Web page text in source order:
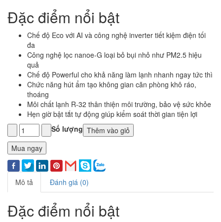
Đặc điểm nổi bật
Chế độ Eco với AI và công nghệ inverter tiết kiệm điện tối
đa
Công nghệ lọc nanoe-G loại bỏ bụi nhỏ như PM2.5 hiệu
quả
Chế độ Powerful cho khả năng làm lạnh nhanh ngay tức thì
Chức năng hút ẩm tạo không gian căn phòng khô ráo,
thoáng
Môi chất lạnh R-32 thân thiện môi trường, bảo vệ sức khỏe
Hẹn giờ bật tắt tự động giúp kiểm soát thời gian tiện lợi
Số lượng Thêm vào giỏ
Mua ngay
Mô tả Đánh giá (0)
Đặc điểm nổi bật